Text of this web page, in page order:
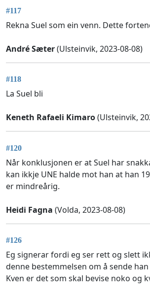
#117
Rekna Suel som ein venn. Dette
André Sæter(Ulsteinvik, 2023-08-08)
#118
La Suel bli
Keneth Rafaeli Kimaro(Ulsteinvik,
#120
Når konklusjonen er at Suel har
kan ikkje UNE halde mot han at han
er mindreårig.
Heidi Fagna (Volda, 2023-08-08)
#126
Eg signerar fordi eg ser rett og slett
denne bestemmelsen om å sende
Kven er det som skal bevise noko og